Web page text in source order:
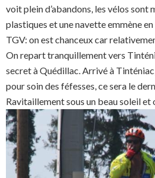
voit plein d’abandons, les vélos sont
plastiques et une navette emmène
TGV: on est chanceux car
On repart tranquillement vers
secret à Quédillac. Arrivé à
pour soin des féfesses, ce sera le
Ravitaillement sous un beau soleil